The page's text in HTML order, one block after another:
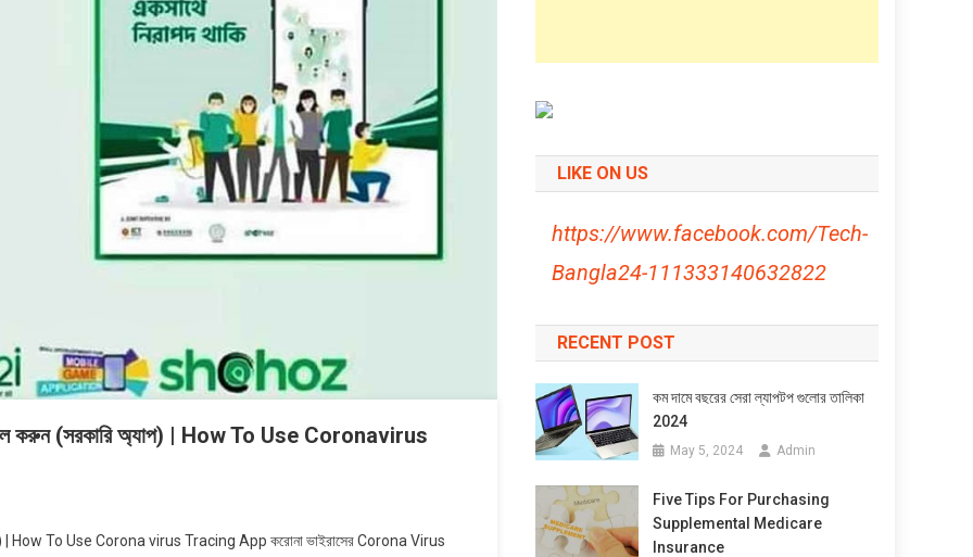
করুন (সরকারি অ্যাপ) | How To Use Coronavirus
| How To Use Corona virus Tracing App করোনা ভাইরাসের Corona Virus
LIKE ON US
https://www.facebook.com/Tech-
Bangla24-111333140632822
RECENT POST
কম দামে বছরের সেরা ল্যাপটপ গুলোর তালিকা
2024
May 5, 2024 Admin
Five Tips For Purchasing
Supplemental Medicare
Insurance